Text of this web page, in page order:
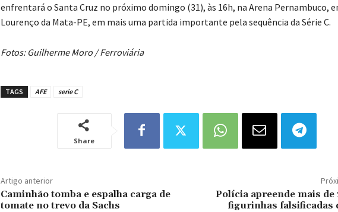
enfrentará o Santa Cruz no próximo domingo (31), às 16h, na Arena Pernambuco,
Lourenço da Mata-PE, em mais uma partida importante pela sequência da Série C.
Fotos: Guilherme Moro / Ferroviária
TAGS AFE serie C
Share
Artigo anterior
Caminhão tomba e espalha carga de
tomate no trevo da Sachs
Polícia apreende mais
figurinhas falsificadas